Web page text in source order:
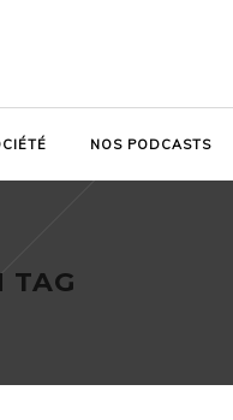
NOS PODCASTS
TAG